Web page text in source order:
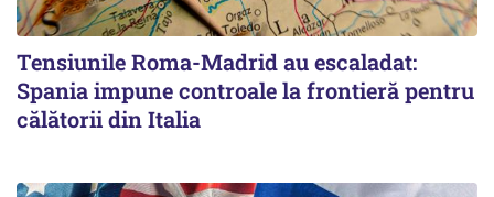
Tensiunile Roma-Madrid au escaladat:
Spania impune controale la frontieră pentru
călătorii din Italia